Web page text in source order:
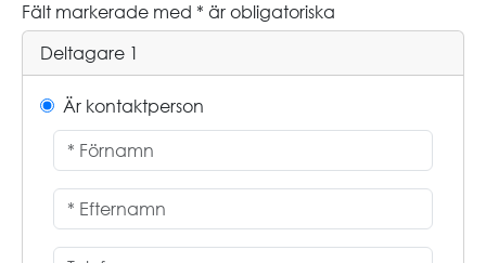
Fält markerade med * är obligatoriska
Deltagare 1
Är kontaktperson